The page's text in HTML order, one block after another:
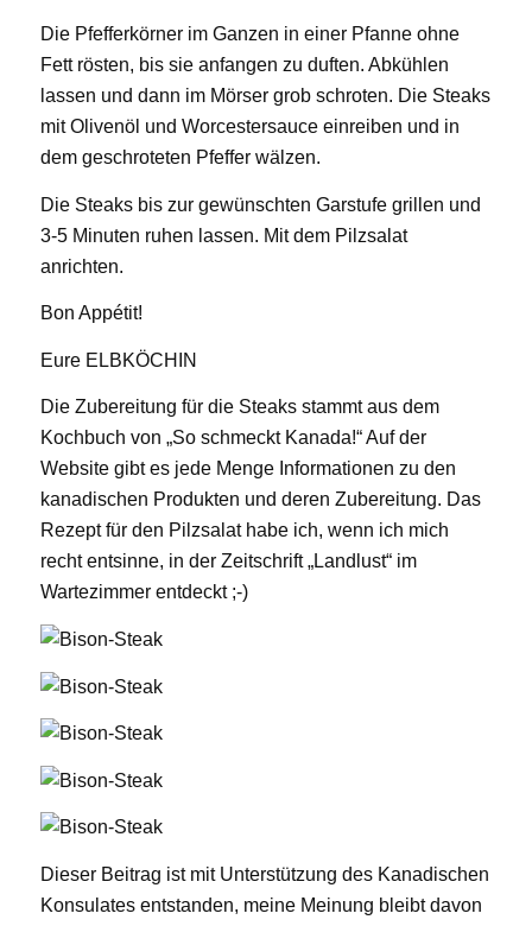
Die Pfefferkörner im Ganzen in einer Pfanne ohne
Fett rösten, bis sie anfangen zu duften. Abkühlen
lassen und dann im Mörser grob schroten. Die Steaks
mit Olivenöl und Worcestersauce einreiben und in
dem geschroteten Pfeffer wälzen.
Die Steaks bis zur gewünschten Garstufe grillen und
3-5 Minuten ruhen lassen. Mit dem Pilzsalat
anrichten.
Bon Appétit!
Eure ELBKÖCHIN
Die Zubereitung für die Steaks stammt aus dem
Kochbuch von „So schmeckt Kanada!“ Auf der
Website gibt es jede Menge Informationen zu den
kanadischen Produkten und deren Zubereitung. Das
Rezept für den Pilzsalat habe ich, wenn ich mich
recht entsinne, in der Zeitschrift „Landlust“ im
Wartezimmer entdeckt ;-)
Dieser Beitrag ist mit Unterstützung des Kanadischen
Konsulates entstanden, meine Meinung bleibt davon